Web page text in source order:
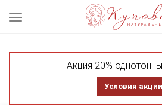
Акция 20%
Условия акции